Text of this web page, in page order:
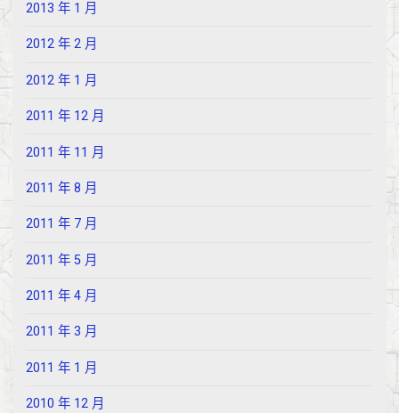
2013 年 1 月
2012 年 2 月
2012 年 1 月
2011 年 12 月
2011 年 11 月
2011 年 8 月
2011 年 7 月
2011 年 5 月
2011 年 4 月
2011 年 3 月
2011 年 1 月
2010 年 12 月